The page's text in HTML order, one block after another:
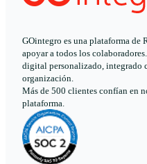
GOintegro es una plataforma de
apoyar a todos los
digital personalizado, integrado
organización.
Más de 500 clientes confían en
plataforma.